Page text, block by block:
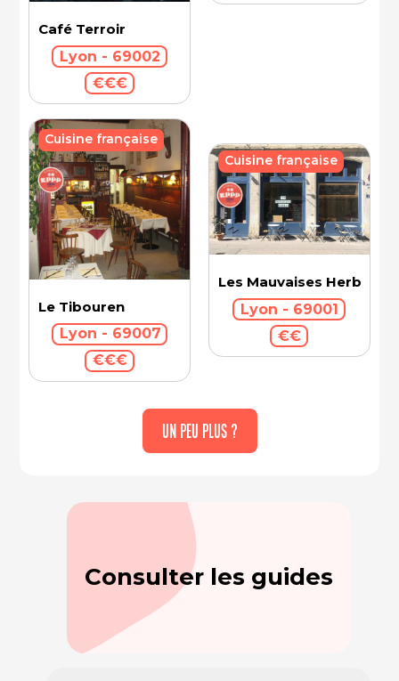
Café Terroir
Lyon - 69002
€€€
Le Tibouren
Lyon - 69007
€€€
Cuisine française
Les Mauvaises Herbes
Lyon - 69001
€€
Cuisine française
UN PEU PLUS ?
Consulter les guides